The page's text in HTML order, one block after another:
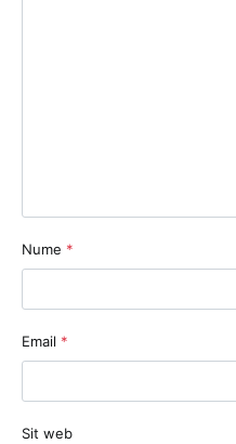
Nume *
Email *
Sit web